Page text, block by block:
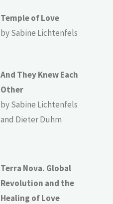
Temple of Love
by Sabine Lichtenfels
And They Knew Each
Other
by Sabine Lichtenfels
and Dieter Duhm
Terra Nova. Global
Revolution and the
Healing of Love